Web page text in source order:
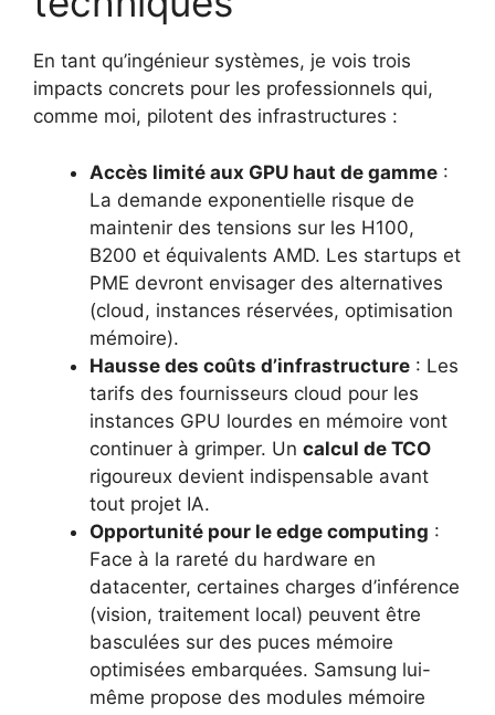
En tant qu’ingénieur systèmes, je vois trois
impacts concrets pour les professionnels qui,
comme moi, pilotent des infrastructures :
Accès limité aux GPU haut de gamme :
La demande exponentielle risque de
maintenir des tensions sur les H100,
B200 et équivalents AMD. Les startups et
PME devront envisager des alternatives
(cloud, instances réservées, optimisation
mémoire).
Hausse des coûts d’infrastructure : Les
tarifs des fournisseurs cloud pour les
instances GPU lourdes en mémoire vont
continuer à grimper. Un calcul de TCO
rigoureux devient indispensable avant
tout projet IA.
Opportunité pour le edge computing :
Face à la rareté du hardware en
datacenter, certaines charges d’inférence
(vision, traitement local) peuvent être
basculées sur des puces mémoire
optimisées embarquées. Samsung lui-
même propose des modules mémoire